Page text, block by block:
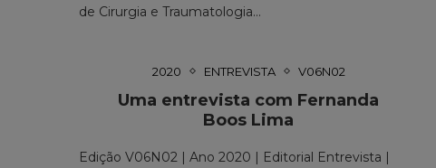
de Cirurgia e Traumatologia…
2020 ENTREVISTA V06N02
Uma entrevista com Fernanda
Boos Lima
Edição V06N02 | Ano 2020 | Editorial Entrevista |